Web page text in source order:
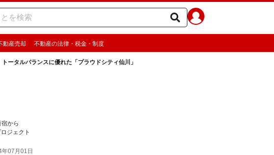
動産売却 不動産の法律・税金・制度
トータルバランスに優れた「プラウドシティ仙川」
から
ジェクト
07月01日